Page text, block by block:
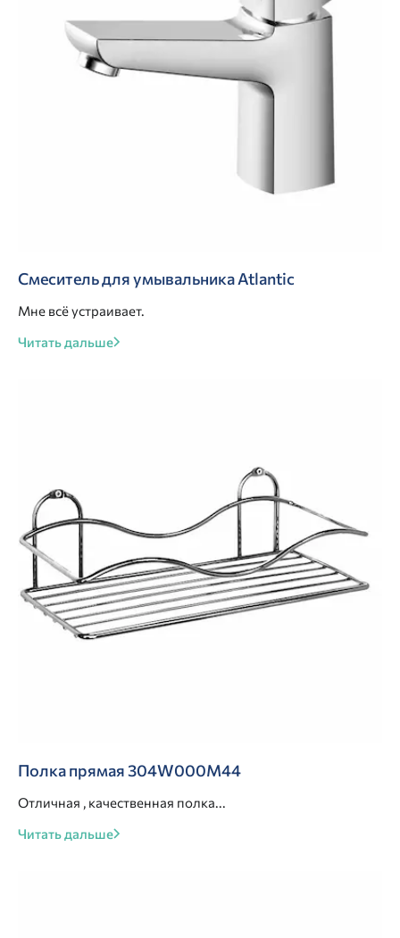
Смеситель для умывальника Atlantic
Мне всё устраивает.
Читать дальше
Полка прямая 304W000M44
Отличная , качественная полка...
Читать дальше